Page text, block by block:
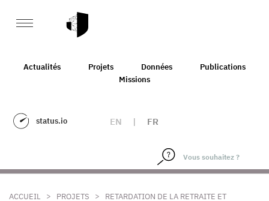
Actualités Projets Données
Publications
Missions
status.io EN | FR
ACCUEIL > PROJETS >
RETARDATION DE LA RETRAITE ET